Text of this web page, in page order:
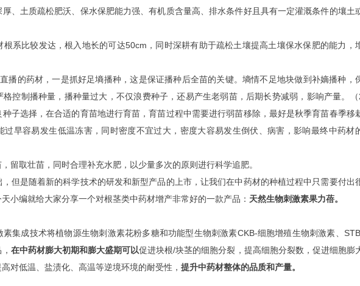
、土质疏松肥沃、保水保肥能力强、有机质含量高、排水条件好且具有一定灌溉条件的壤土
根系比较发达，根入地长的可达50cm，同时深耕有助于疏松土壤提高土壤保水保肥的能力，
播的药材，一是抓好足墒播种，这是保证播种后全苗的关键。墒情不足地块做到补嫡播种，
控制播种量，播种量过大，不仅浪费种子，还易产生老弱苗，后期长势减弱，影响产量。
子选择，在合适的育苗地进行育苗，育苗过程中需要进行弱苗移除，最好是秋季育苗春季移
过早容易发生低温冻害，同时密度不宜过大，密度大容易发生倒伏、病害，影响最终中药材
，留取壮苗，同时合理补充水肥，以少量多次的原则进行科学追肥。
但是随着新的科学技术的研发和新型产品的上市，让我们在中药材的种植过程中只需要付出
小编就给大家分享一个对根茎类中药材增产非常好的一款产品： 天然生物刺激素果力蓓。
集成技术将植物源生物刺激素花粉多糖和功能型生物刺激素CKB-细胞增殖生物刺激素、
在中药材膨大初期和膨大盛期可以促进块根/块茎的细胞分裂，提高细胞分裂数，促进细胞膨
对低温、盐渍化、高温等逆境环境的耐受性， 提升中药材整体的品质和产量。